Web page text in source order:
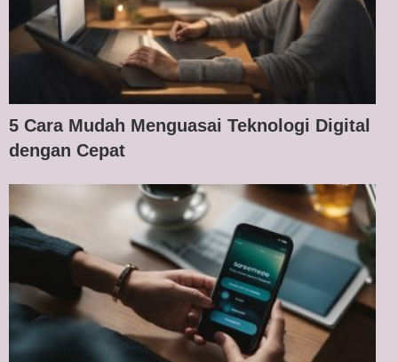
5 Cara Mudah Menguasai Teknologi Digital
dengan Cepat